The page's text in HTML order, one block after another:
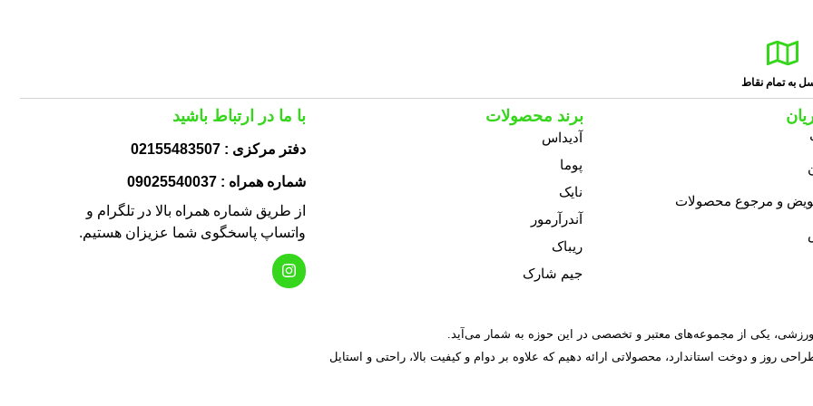
به تمام نقاط
و مرجوع محصولات
برند محصولات
آدیداس
پوما
نایک
آندرآرمور
ریباک
جیم شارک
با ما در ارتباط باشید
دفتر مرکزی : 02155483507
شماره همراه : 09025540037
از طریق شماره همراه بالا در تلگرام و
واتساپ پاسخگوی شما عزیزان هستیم.
روز و دوخت استاندارد، محصولاتی ارائه دهیم که علاوه بر دوام و کیفیت بالا، راحتی و استایل